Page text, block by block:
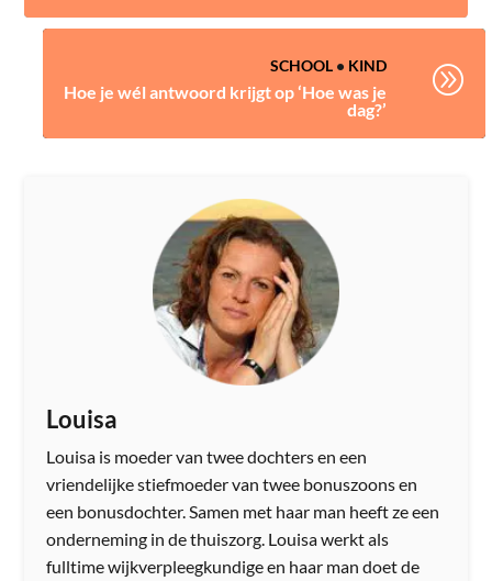
SCHOOL• KIND
Hoe je wél antwoord krijgt op ‘Hoe was je
dag?’
A
Louisa
Louisa is moeder van twee dochters en een
vriendelijke stiefmoeder van twee bonuszoons en
een bonusdochter. Samen met haar man heeft ze een
onderneming in de thuiszorg. Louisa werkt als
fulltime wijkverpleegkundige en haar man doet de